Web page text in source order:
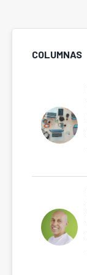
COLUMNAS